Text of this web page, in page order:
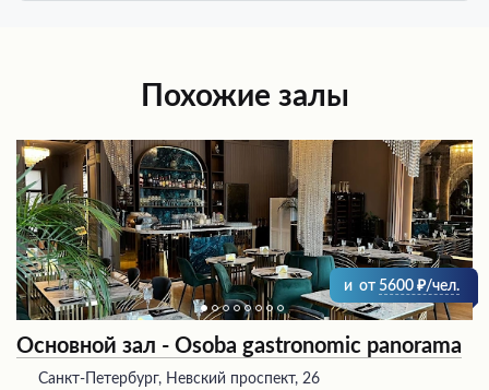
Похожие залы
и от 5600 /чел.
Основной зал - Osoba gastronomic panorama
Санкт-Петербург, Невский проспект, 26